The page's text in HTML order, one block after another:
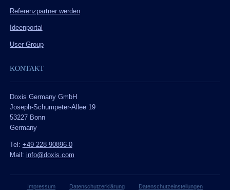
Referenzpartner werden
Ideenportal
User Group
KONTAKT
Doxis Germany GmbH
Joseph-Schumpeter-Allee 19
53227 Bonn
Germany
Tel: +49 228 90896-0
Mail: info@doxis.com
Impressum Datenschutzerklärung Datenschutzeinstellungen